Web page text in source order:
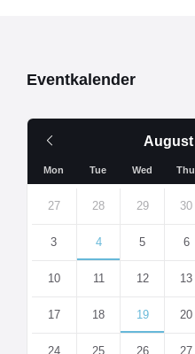
Eventkalender
August
Monat
Mon Tue Wed Thu
Kalendertage
27 28 29 30
3 4 5 6
10 11 12 13
17 18 19 20
24 25 26 27